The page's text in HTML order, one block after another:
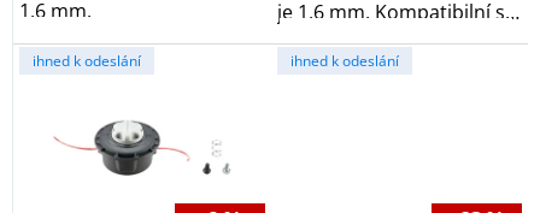
1,6 mm.
je 1,6 mm. Kompatibilní se
všemi...
ihned k odeslání ihned k odeslání